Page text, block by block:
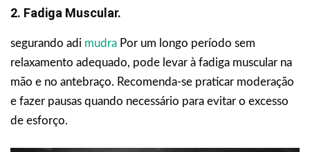
2. Fadiga Muscular.
segurando adi mudra Por um longo período sem
relaxamento adequado, pode levar à fadiga muscular na
mão e no antebraço. Recomenda-se praticar moderação
e fazer pausas quando necessário para evitar o excesso
de esforço.